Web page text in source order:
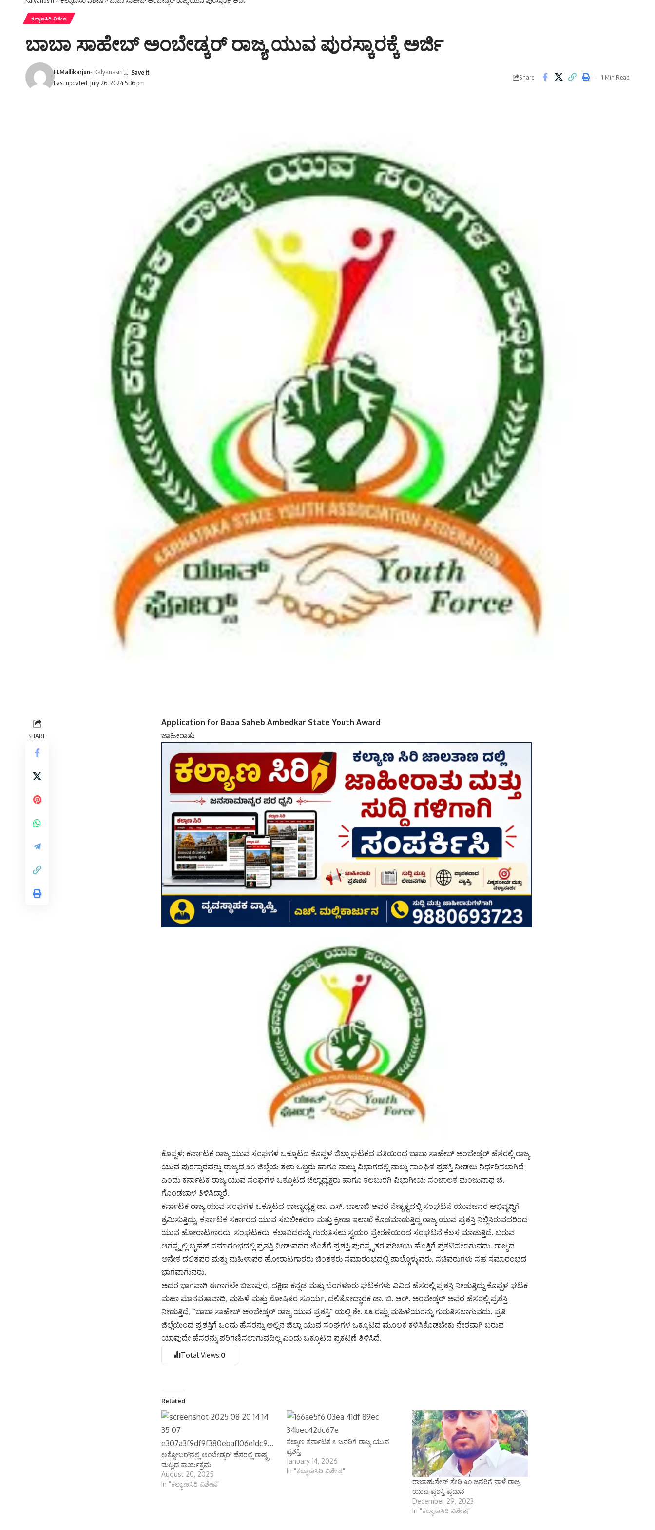
ಕಲ್ಯಾಣಸಿರಿ ವಿಶೇಷ
ಬಾಬಾ ಸಾಹೇಬ್ ಅಂಬೇಡ್ಕರ್ ರಾಜ್ಯ ಯುವ ಪುರಸ್ಕಾರಕ್ಕೆ ಅರ್ಜಿ
Last updated: July 26, 2024 5:36 pm
H.Mallikarjun- Kalyanasiri
Share 1 Min Read
SHARE
Application for Baba Saheb Ambedkar State Youth Award
ಜಾಹೀರಾತು
ಕೊಪ್ಪಳ: ಕರ್ನಾಟಕ ರಾಜ್ಯ ಯುವ ಸಂಘಗಳ ಒಕ್ಕೂಟದ ಕೊಪ್ಪಳ ಜಿಲ್ಲಾ ಘಟಕದ ವತಿಯಿಂದ ಬಾಬಾ ಸಾಹೇಬ್ ಅಂಬೇಡ್ಕರ್ ಹೆಸರಲ್ಲಿ ರಾಜ್ಯ
ಯುವ ಪುರಸ್ಕಾರವನ್ನು ರಾಜ್ಯದ ೩೧ ಜಿಲ್ಲೆಯ ತಲಾ ಒಬ್ಬರು ಹಾಗೂ ನಾಲ್ಕು ವಿಭಾಗದಲ್ಲಿ ನಾಲ್ಕು ಸಾಂಘಿಕ ಪ್ರಶಸ್ತಿ ನೀಡಲು ನಿರ್ಧರಿಸಲಾಗಿದೆ
ಎಂದು ಕರ್ನಾಟಕ ರಾಜ್ಯ ಯುವ ಸಂಘಗಳ ಒಕ್ಕೂಟದ ಜಿಲ್ಲಾಧ್ಯಕ್ಷರು ಹಾಗೂ ಕಲಬುರಗಿ ವಿಭಾಗೀಯ ಸಂಚಾಲಕ ಮಂಜುನಾಥ ಜಿ.
ಗೊಂಡಬಾಳ ತಿಳಿಸಿದ್ದಾರೆ.
ಕರ್ನಾಟಕ ರಾಜ್ಯ ಯುವ ಸಂಘಗಳ ಒಕ್ಕೂಟದ ರಾಜ್ಯಾಧ್ಯಕ್ಷ ಡಾ. ಎಸ್. ಬಾಲಾಜಿ ಅವರ ನೇತೃತ್ವದಲ್ಲಿ ಸಂಘಟನೆ ಯುವಜನರ ಅಭಿವೃದ್ಧಿಗೆ
ಶ್ರಮಿಸುತ್ತಿದ್ದು, ಕರ್ನಾಟಕ ಸರ್ಕಾರದ ಯುವ ಸಬಲೀಕರಣ ಮತ್ತು ಕ್ರೀಡಾ ಇಲಾಖೆ ಕೊಡಮಾಡುತ್ತಿದ್ದ ರಾಜ್ಯ ಯುವ ಪ್ರಶಸ್ತಿ ನಿಲ್ಲಿಸಿರುವದರಿಂದ
ಯುವ ಹೋರಾಟಗಾರರು, ಸಂಘಟಕರು, ಕಲಾವಿದರನ್ನು ಗುರುತಿಸಲು ಸ್ವಯಂ ಪ್ರೇರಣೆಯಿಂದ ಸಂಘಟನೆ ಕೆಲಸ ಮಾಡುತ್ತಿದೆ. ಬರುವ
ಆಗಸ್ಟ್ನಲ್ಲಿ ಬೃಹತ್ ಸಮಾರಂಭದಲ್ಲಿ ಪ್ರಶಸ್ತಿ ನೀಡುವದರ ಜೊತೆಗೆ ಪ್ರಶಸ್ತಿ ಪುರಸ್ಕೃತರ ಪರಿಚಯ ಹೊತ್ತಿಗೆ ಪ್ರಕಟಿಸಲಾಗುವದು. ರಾಜ್ಯದ
ಅನೇಕ ದಲಿತಪರ ಮತ್ತು ಮಹಿಳಾಪರ ಹೋರಾಟಗಾರರು ಚಿಂತಕರು ಸಮಾರಂಭದಲ್ಲಿ ಪಾಲ್ಗೊಳ್ಳುವರು. ಸಚಿವರುಗಳು ಸಹ ಸಮಾರಂಭದ
ಭಾಗವಾಗುವರು.
ಅದರ ಭಾಗವಾಗಿ ಈಗಾಗಲೇ ಬಿಜಾಪುರ, ದಕ್ಷಿಣ ಕನ್ನಡ ಮತ್ತು ಬೆಂಗಳೂರು ಘಟಕಗಳು ವಿವಿದ ಹೆಸರಲ್ಲಿ ಪ್ರಶಸ್ತಿ ನೀಡುತ್ತಿದ್ದು ಕೊಪ್ಪಳ ಘಟಕ
ಮಹಾ ಮಾನವತಾವಾದಿ, ಮಹಿಳೆ ಮತ್ತು ಶೋಷಿತರ ಸೂರ್ಯ, ದಲಿತೋದ್ಧಾರಕ ಡಾ. ಬಿ. ಆರ್. ಅಂಬೇಡ್ಕರ್ ಅವರ ಹೆಸರಲ್ಲಿ ಪ್ರಶಸ್ತಿ
ನೀಡುತ್ತಿದೆ, “ಬಾಬಾ ಸಾಹೇಬ್ ಅಂಬೇಡ್ಕರ್ ರಾಜ್ಯ ಯುವ ಪ್ರಶಸ್ತಿ” ಯಲ್ಲಿ ಶೇ. ೩೩ ರಷ್ಟು ಮಹಿಳೆಯರನ್ನು ಗುರುತಿಸಲಾಗುವದು. ಪ್ರತಿ
ಜಿಲ್ಲೆಯಿಂದ ಪ್ರಶಸ್ತಿಗೆ ಒಂದು ಹೆಸರನ್ನು ಅಲ್ಲಿನ ಜಿಲ್ಲಾ ಯುವ ಸಂಘಗಳ ಒಕ್ಕೂಟದ ಮೂಲಕ ಕಳಿಸಿಕೊಡಬೇಕು ನೇರವಾಗಿ ಬರುವ
ಯಾವುದೇ ಹೆಸರನ್ನು ಪರಿಗಣಿಸಲಾಗುವದಿಲ್ಲ ಎಂದು ಒಕ್ಕೂಟದ ಪ್ರಕಟಣೆ ತಿಳಿಸಿದೆ.
Total Views:0
Related
ಅಕ್ಟೋಬರ್‌ನಲ್ಲಿ ಅಂಬೇಡ್ಕರ್ ಹೆಸರಲ್ಲಿ ರಾಷ್ಟ್ರ
ಮಟ್ಟದ ಕಾರ್ಯಕ್ರಮ
August 20, 2025
In "ಕಲ್ಯಾಣಸಿರಿ ವಿಶೇಷ"
ಕಲ್ಯಾಣ ಕರ್ನಾಟಕ ೭ ಜನರಿಗೆ ರಾಜ್ಯ ಯುವ
ಪ್ರಶಸ್ತಿ
January 14, 2026
In "ಕಲ್ಯಾಣಸಿರಿ ವಿಶೇಷ"
ರಾಜಾಹುಸೇನ್ ಸೇರಿ ೩೧ ಜನರಿಗೆ ನಾಳೆ ರಾಜ್ಯ
ಯುವ ಪ್ರಶಸ್ತಿ ಪ್ರದಾನ
December 29, 2023
In "ಕಲ್ಯಾಣಸಿರಿ ವಿಶೇಷ"